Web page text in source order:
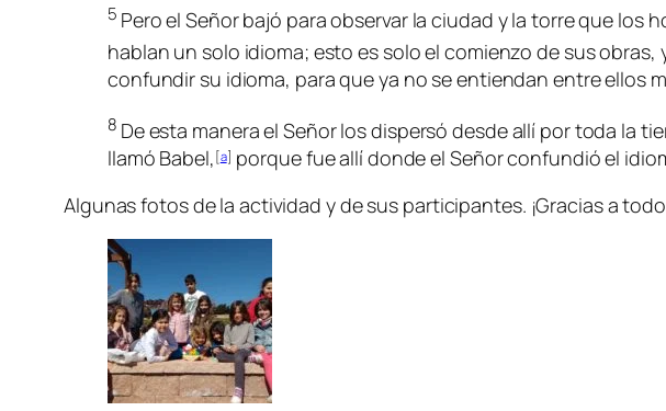
5 Pero elSeñorbajó para observar la ciudad y la torre que los
hablan un solo idioma; esto es solo el comienzo de sus
confundir su idioma, para que ya no se entiendan entre ellos
8 De esta manera elSeñorlos dispersó desde allí por toda la
llamó Babel, [a] porque fue allí donde el Señorconfundió el
Algunas fotos de la actividad y de sus participantes. ¡Gracias a